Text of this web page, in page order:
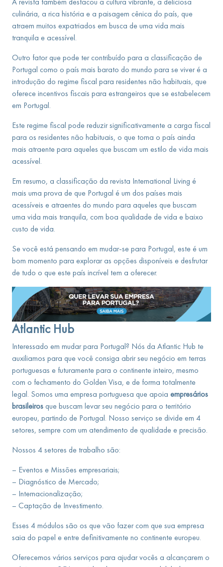
culinária, a rica história e a paisagem cênica do país, que
atraem muitos expatriados em busca de uma vida mais
tranquila e acessível.
Outro fator que pode ter contribuído para a classificação de
Portugal como o país mais barato do mundo para se viver é a
introdução do regime fiscal para residentes não habituais, que
oferece incentivos fiscais para estrangeiros que se estabelecem
em Portugal.
Este regime fiscal pode reduzir significativamente a carga fiscal
para os residentes não habituais, o que torna o país ainda
mais atraente para aqueles que buscam um estilo de vida mais
acessível.
Em resumo, a classificação da revista International Living é
mais uma prova de que Portugal é um dos países mais
acessíveis e atraentes do mundo para aqueles que buscam
uma vida mais tranquila, com boa qualidade de vida e baixo
custo de vida.
Se você está pensando em mudar-se para Portugal, este é um
bom momento para explorar as opções disponíveis e desfrutar
de tudo o que este país incrível tem a oferecer.
Atlantic Hub
Interessado em mudar para Portugal? Nós da Atlantic Hub te
auxiliamos para que você consiga abrir seu negócio em terras
portuguesas e futuramente para o continente inteiro, mesmo
com o fechamento do Golden Visa, e de forma totalmente
legal. Somos uma empresa portuguesa que apoia empresários
brasileiros que buscam levar seu negócio para o território
europeu, partindo de Portugal. Nosso serviço se divide em 4
setores, sempre com um atendimento de qualidade e precisão.
Nossos 4 setores de trabalho são:
– Eventos e Missões empresariais;
– Diagnóstico de Mercado;
– Internacionalização;
– Captação de Investimento.
Esses 4 módulos são os que vão fazer com que sua empresa
saia do papel e entre definitivamente no continente europeu.
Oferecemos vários serviços para ajudar vocês a alcançarem o